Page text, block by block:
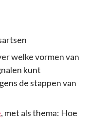
welke vormen van
kunt
de stappen van
, met als thema: Hoe